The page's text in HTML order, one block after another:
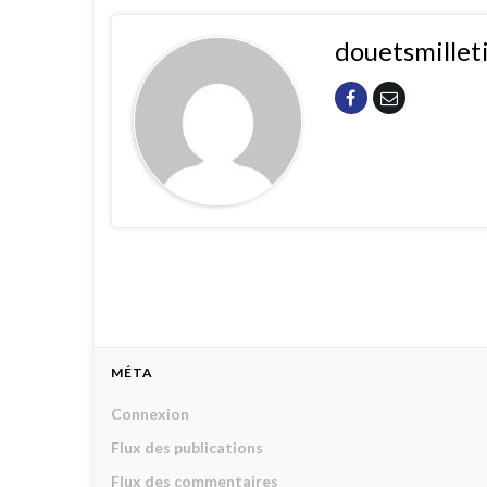
MÉTA
Connexion
Flux des publications
Flux des commentaires